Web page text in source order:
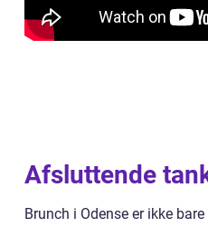
Afsluttende
Brunch i Odense er ikke